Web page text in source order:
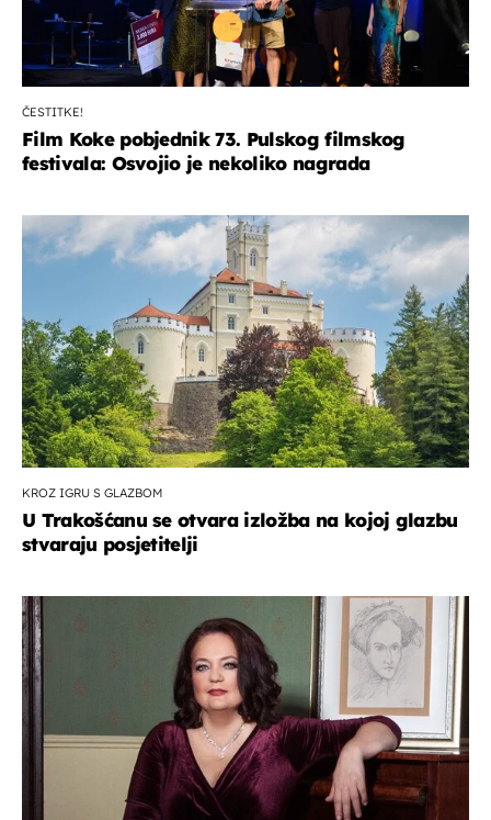
ČESTITKE!
Film Koke pobjednik 73. Pulskog filmskog
festivala: Osvojio je nekoliko nagrada
KROZ IGRU S GLAZBOM
U Trakošćanu se otvara izložba na kojoj glazbu
stvaraju posjetitelji